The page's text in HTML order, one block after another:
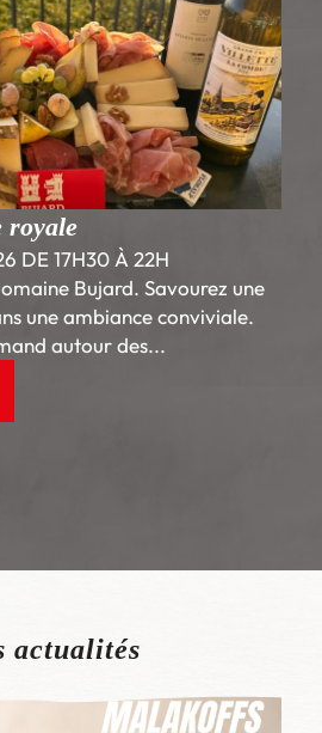
royale
DE 17H30 À 22H
Bujard. Savourez une
une ambiance conviviale.
autour des...
actualités